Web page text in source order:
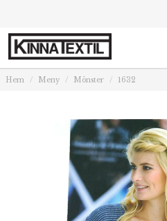
Hem Meny Mönster 1632